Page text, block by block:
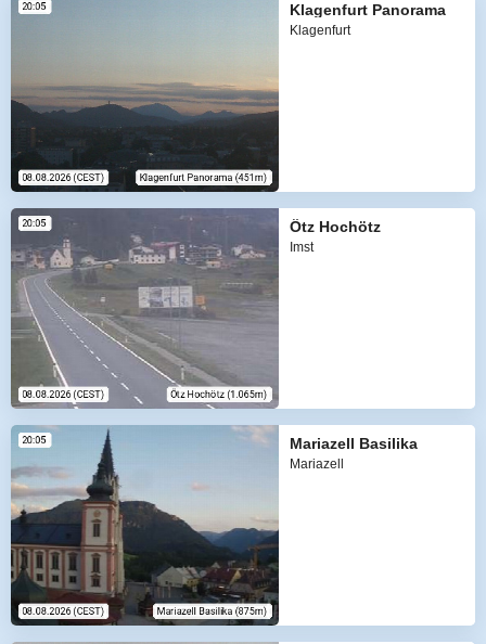
Klagenfurt Panorama
Klagenfurt
Ötz Hochötz
Imst
Mariazell Basilika
Mariazell